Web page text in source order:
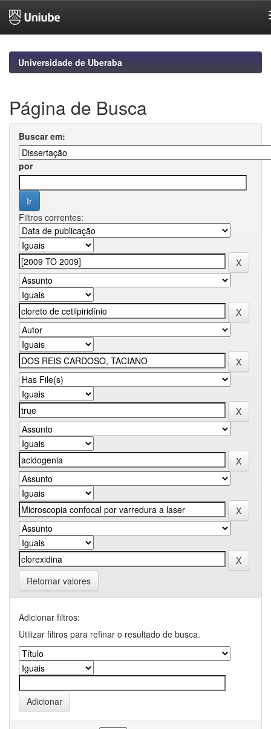
navigationUniversidade de Uberaba
Página de Busca
Buscar em:
por
Filtros correntes:
Retornar valores
Adicionar filtros:
Utilizar filtros para refinar o resultado de busca.